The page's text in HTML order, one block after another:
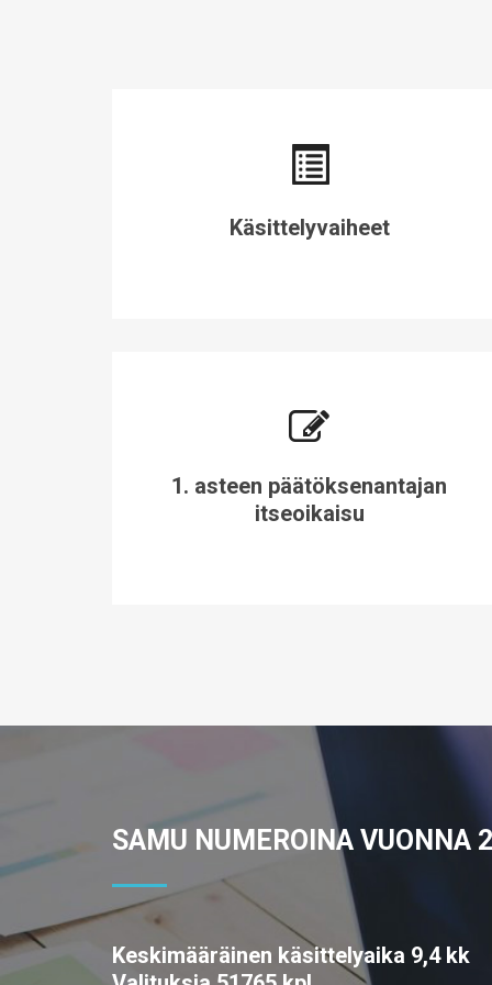
Käsittelyvaiheet
1. asteen päätöksenantajan
itseoikaisu
SAMU NUMEROINA VUONNA
Keskimääräinen käsittelyaika 9,4 kk